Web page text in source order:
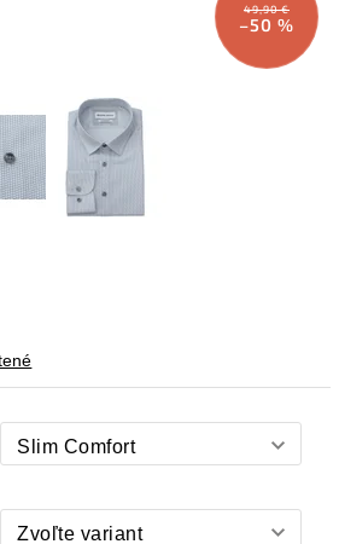
49,90 €
–50 %